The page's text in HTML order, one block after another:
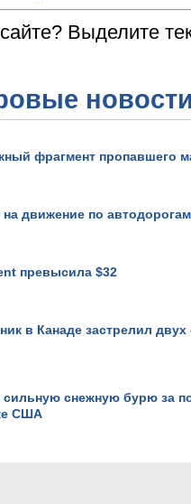
Выделите
фрагмент пропавшего
движение по автодорогам
превысила $32
в Канаде застрелил
снежную бурю за
США